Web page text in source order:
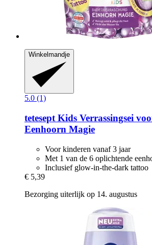
Winkelmandje
5.0 (1)
tetesept Kids Verrassingsei
Eenhoorn Magie
Voor kinderen vanaf 3 jaar
Met 1 van de 6 oplichtende
Inclusief glow-in-the-dark tattoo
€ 5,39
Bezorging uiterlijk op 14. augustus